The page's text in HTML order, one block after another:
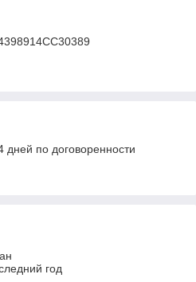
дней по договоренности
год